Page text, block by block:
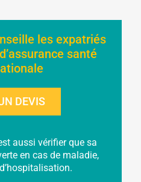
les expatriés
santé
DEVIS
aussi vérifier que sa
en cas de maladie,